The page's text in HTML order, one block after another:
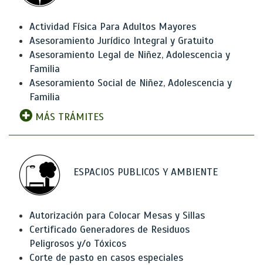
Actividad Física Para Adultos Mayores
Asesoramiento Jurídico Integral y Gratuito
Asesoramiento Legal de Niñez, Adolescencia y
Familia
Asesoramiento Social de Niñez, Adolescencia y
Familia
MÁS TRÁMITES
ESPACIOS PUBLICOS Y AMBIENTE
Autorización para Colocar Mesas y Sillas
Certificado Generadores de Residuos
Peligrosos y/o Tóxicos
Corte de pasto en casos especiales